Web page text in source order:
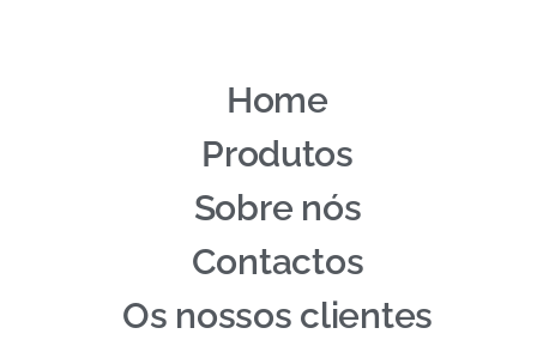
Home
Produtos
Sobre nós
Contactos
Os nossos clientes